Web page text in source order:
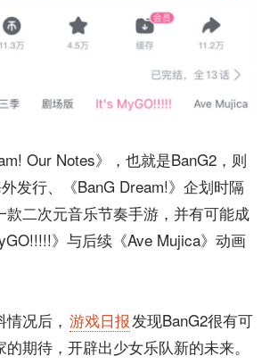
Our Notes》，也就是BanG2，则
发行、《BanG Dream!》企划时隔
款二次元音乐节奏手游，并有可能成
》与后续《Ave Mujica》动画
况后， 游戏日报发现BanG2很有可
期待，开辟出少女乐队新的未来。